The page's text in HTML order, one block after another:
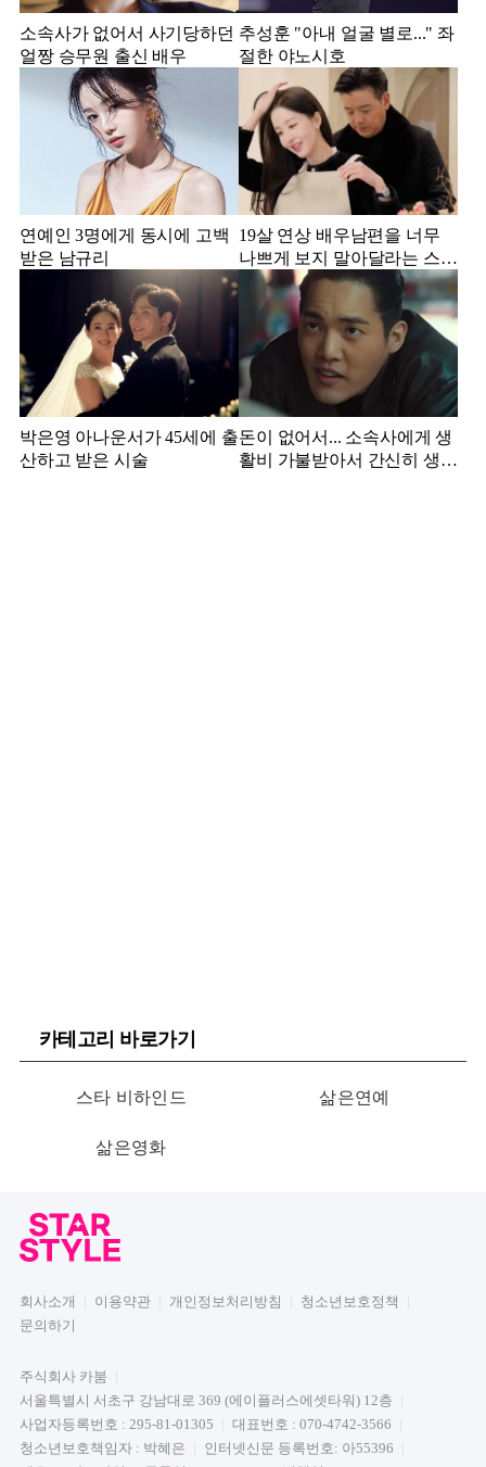
소속사가 없어서 사기당하던
얼짱 승무원 출신 배우
추성훈 "아내 얼굴 별로..." 좌
절한 야노시호
연예인 3명에게 동시에 고백
받은 남규리
19살 연상 배우남편을 너무
나쁘게 보지 말아달라는 스타
강사 아내
박은영 아나운서가 45세에 출
산하고 받은 시술
돈이 없어서... 소속사에게 생
활비 가불받아서 간신히 생활
카테고리 바로가기
스타 비하인드 삶은연예
삶은영화
회사소개 이용약관 개인정보처리방침
청소년보호정책
문의하기
주식회사 카붐
서울특별시 서초구 강남대로 369 (에이플러스에셋타워) 12층
사업자등록번호 : 295-81-01305
대표번호 : 070-4742-3566
청소년보호책임자 : 박혜은
인터넷신문 등록번호: 아55396